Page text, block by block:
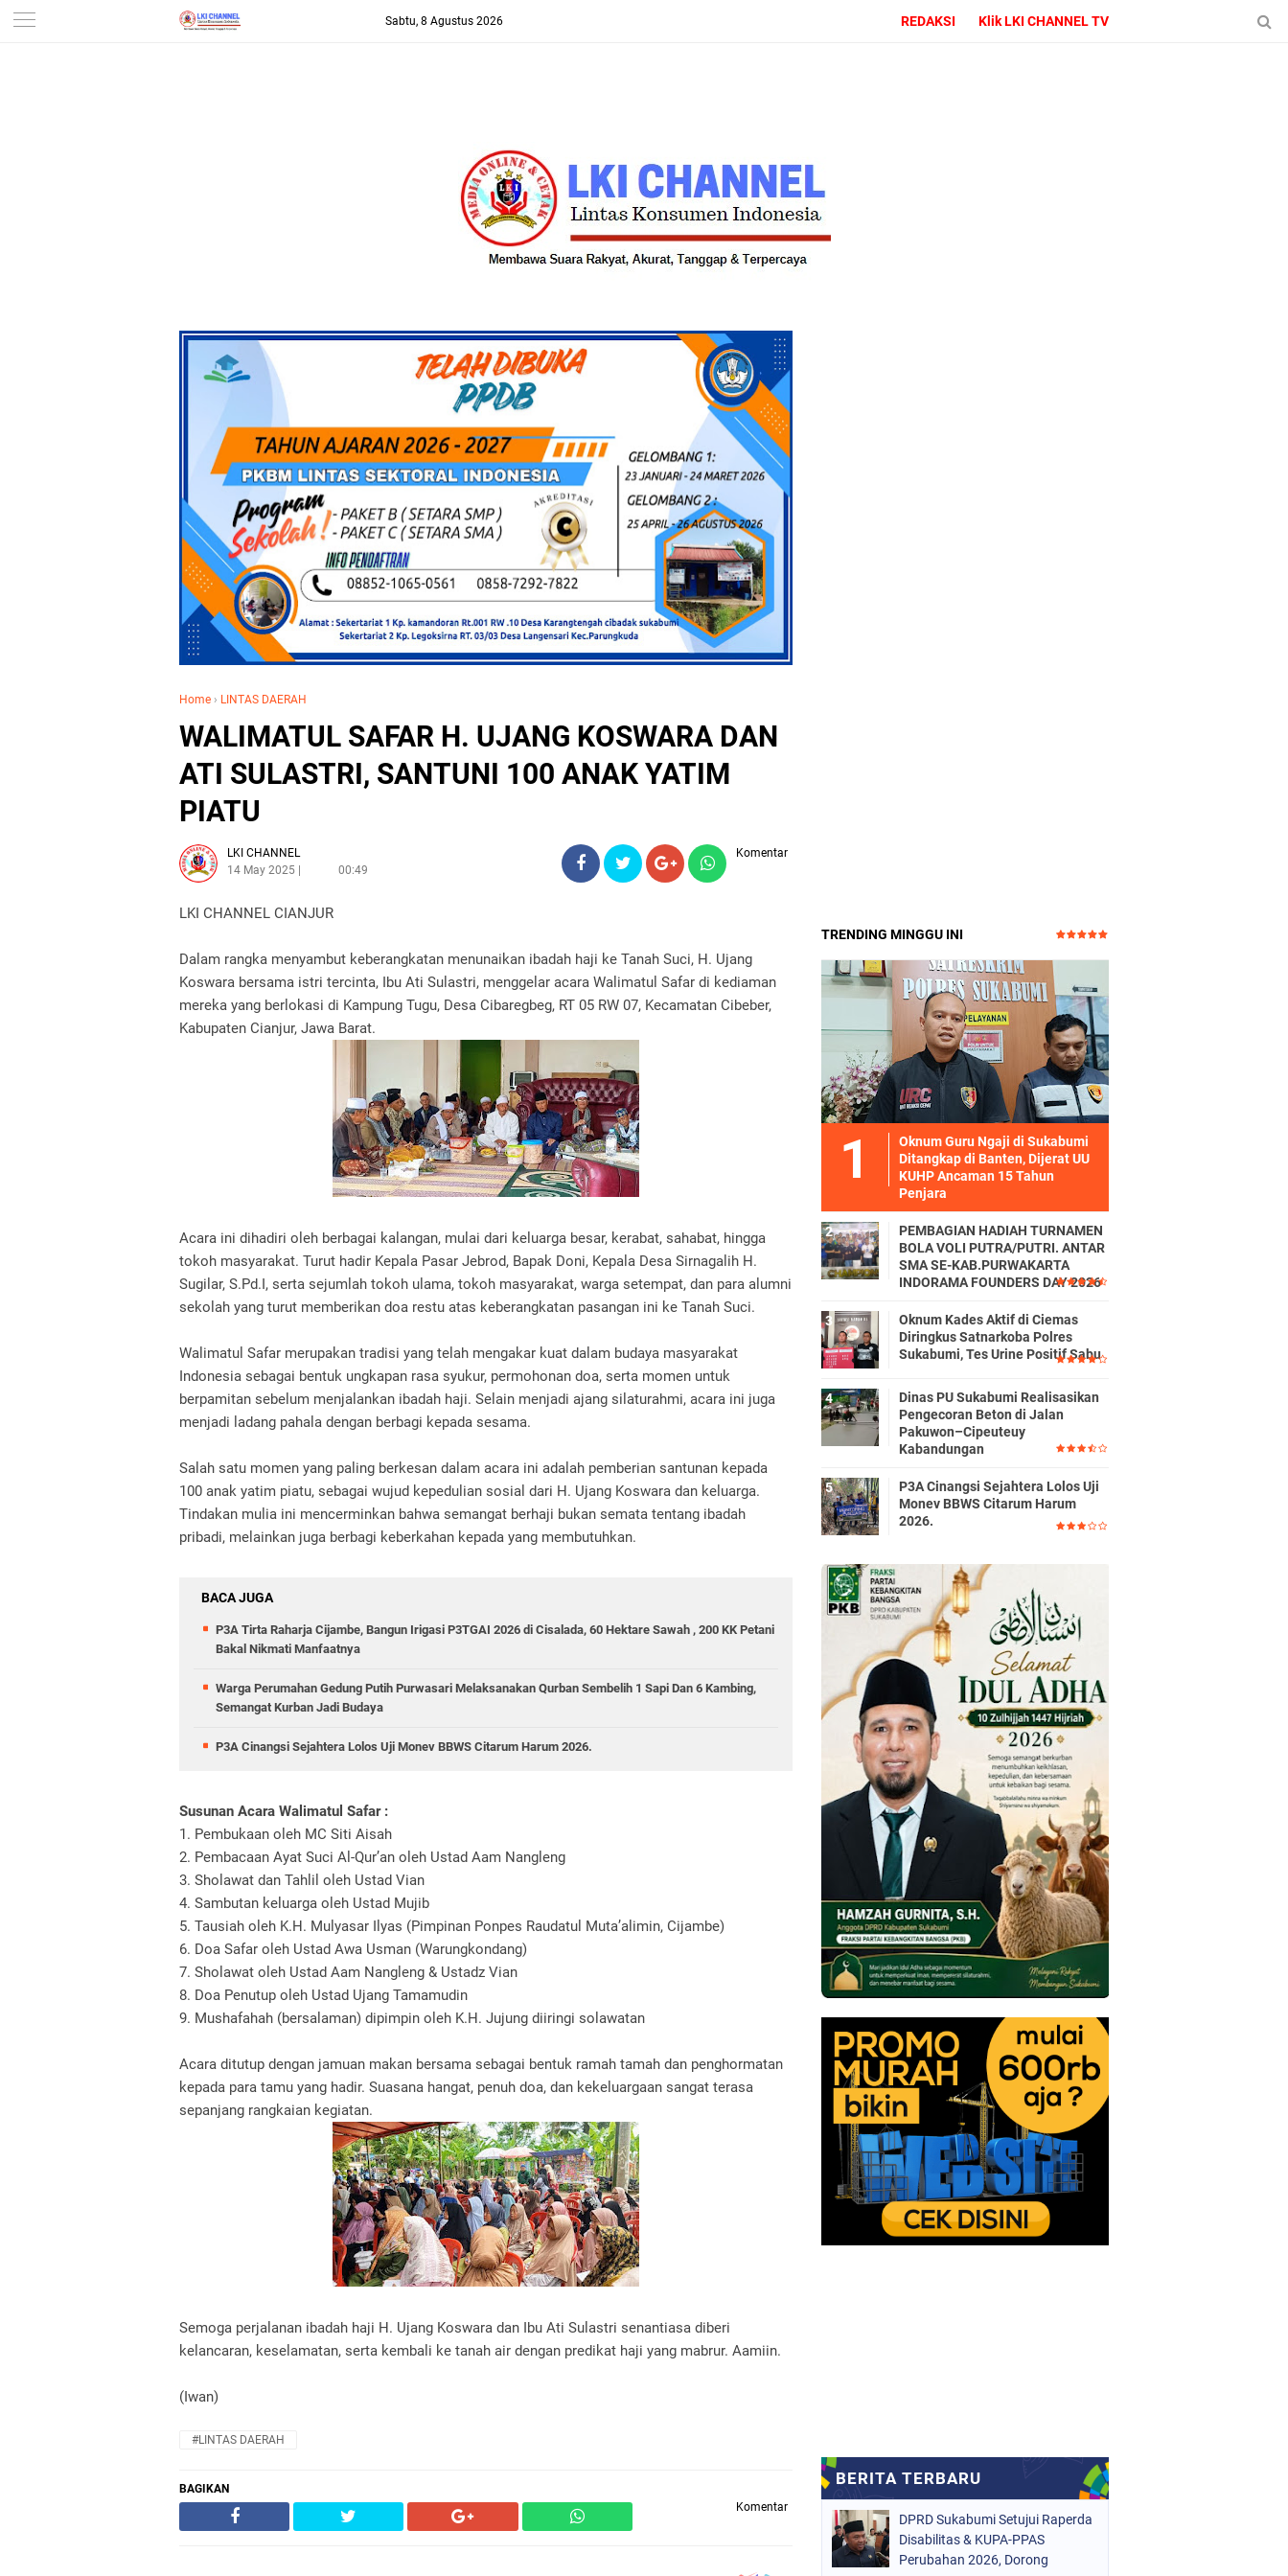
-->
Sabtu, 8 Agustus 2026 REDAKSI Klik LKI CHANNEL TV
Home › LINTAS DAERAH
WALIMATUL SAFAR H. UJANG KOSWARA DAN
ATI SULASTRI, SANTUNI 100 ANAK YATIM
PIATU
LKI CHANNEL
14 May 2025
00:49
Komentar
LKI CHANNEL CIANJUR
Dalam rangka menyambut keberangkatan menunaikan ibadah haji ke Tanah Suci, H. Ujang
Koswara bersama istri tercinta, Ibu Ati Sulastri, menggelar acara Walimatul Safar di kediaman
mereka yang berlokasi di Kampung Tugu, Desa Cibaregbeg, RT 05 RW 07, Kecamatan Cibeber,
Kabupaten Cianjur, Jawa Barat.
Acara ini dihadiri oleh berbagai kalangan, mulai dari keluarga besar, kerabat, sahabat, hingga
tokoh masyarakat. Turut hadir Kepala Pasar Jebrod, Bapak Doni, Kepala Desa Sirnagalih H.
Sugilar, S.Pd.I, serta sejumlah tokoh ulama, tokoh masyarakat, warga setempat, dan para alumni
sekolah yang turut memberikan doa restu atas keberangkatan pasangan ini ke Tanah Suci.
Walimatul Safar merupakan tradisi yang telah mengakar kuat dalam budaya masyarakat
Indonesia sebagai bentuk ungkapan rasa syukur, permohonan doa, serta momen untuk
berpamitan sebelum menjalankan ibadah haji. Selain menjadi ajang silaturahmi, acara ini juga
menjadi ladang pahala dengan berbagi kepada sesama.
Salah satu momen yang paling berkesan dalam acara ini adalah pemberian santunan kepada
100 anak yatim piatu, sebagai wujud kepedulian sosial dari H. Ujang Koswara dan keluarga.
Tindakan mulia ini mencerminkan bahwa semangat berhaji bukan semata tentang ibadah
pribadi, melainkan juga berbagi keberkahan kepada yang membutuhkan.
BACA JUGA
P3A Tirta Raharja Cijambe, Bangun Irigasi P3TGAI 2026 di Cisalada, 60 Hektare Sawah , 200 KK Petani
Bakal Nikmati Manfaatnya
Warga Perumahan Gedung Putih Purwasari Melaksanakan Qurban Sembelih 1 Sapi Dan 6 Kambing,
Semangat Kurban Jadi Budaya
P3A Cinangsi Sejahtera Lolos Uji Monev BBWS Citarum Harum 2026.
Susunan Acara Walimatul Safar :
1. Pembukaan oleh MC Siti Aisah
2. Pembacaan Ayat Suci Al-Qur’an oleh Ustad Aam Nangleng
3. Sholawat dan Tahlil oleh Ustad Vian
4. Sambutan keluarga oleh Ustad Mujib
5. Tausiah oleh K.H. Mulyasar Ilyas (Pimpinan Ponpes Raudatul Muta’alimin, Cijambe)
6. Doa Safar oleh Ustad Awa Usman (Warungkondang)
7. Sholawat oleh Ustad Aam Nangleng & Ustadz Vian
8. Doa Penutup oleh Ustad Ujang Tamamudin
9. Mushafahah (bersalaman) dipimpin oleh K.H. Jujung diiringi solawatan
Acara ditutup dengan jamuan makan bersama sebagai bentuk ramah tamah dan penghormatan
kepada para tamu yang hadir. Suasana hangat, penuh doa, dan kekeluargaan sangat terasa
sepanjang rangkaian kegiatan.
Semoga perjalanan ibadah haji H. Ujang Koswara dan Ibu Ati Sulastri senantiasa diberi
kelancaran, keselamatan, serta kembali ke tanah air dengan predikat haji yang mabrur. Aamiin.
(Iwan)
#LINTAS DAERAH
BAGIKAN
Komentar
TRENDING MINGGU INI
Oknum Guru Ngaji di Sukabumi
Ditangkap di Banten, Dijerat UU
KUHP Ancaman 15 Tahun
Penjara
PEMBAGIAN HADIAH TURNAMEN
BOLA VOLI PUTRA/PUTRI. ANTAR
SMA SE-KAB.PURWAKARTA
INDORAMA FOUNDERS DAY 2026
Oknum Kades Aktif di Ciemas
Diringkus Satnarkoba Polres
Sukabumi, Tes Urine Positif Sabu
Dinas PU Sukabumi Realisasikan
Pengecoran Beton di Jalan
Pakuwon–Cipeuteuy
Kabandungan
P3A Cinangsi Sejahtera Lolos Uji
Monev BBWS Citarum Harum
2026.
DPRD Sukabumi Setujui Raperda
Disabilitas & KUPA-PPAS
Perubahan 2026, Dorong